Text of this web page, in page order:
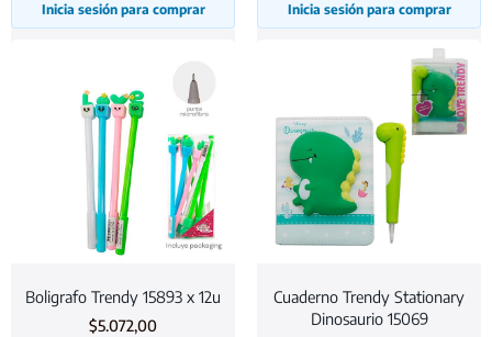
Inicia sesión para comprar
Boligrafo Trendy 15893 x 12u
$5.072,00
Inicia sesión para comprar
Cuaderno Trendy Stationary
Dinosaurio 15069